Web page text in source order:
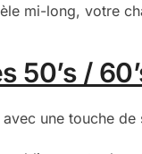
mi-long, votre
50’s /
une touche